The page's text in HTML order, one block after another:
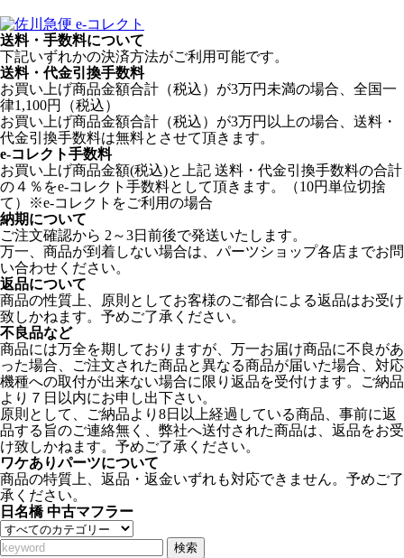
送料・手数料について
下記いずれかの決済方法がご利用可能です。
送料・代金引換手数料
お買い上げ商品金額合計（税込）が3万円未満の場合、全国一
律1,100円（税込）
お買い上げ商品金額合計（税込）が3万円以上の場合、送料・
代金引換手数料は無料とさせて頂きます。
e-コレクト手数料
お買い上げ商品金額(税込)と上記 送料・代金引換手数料の合計
の４％をe-コレクト手数料として頂きます。（10円単位切捨
て）※e-コレクトをご利用の場合
納期について
ご注文確認から 2～3日前後で発送いたします。
万一、商品が到着しない場合は、パーツショップ各店までお問
い合わせください。
返品について
商品の性質上、原則としてお客様のご都合による返品はお受け
致しかねます。予めご了承ください。
不良品など
商品には万全を期しておりますが、万一お届け商品に不良があ
った場合、ご注文された商品と異なる商品が届いた場合、対応
機種への取付が出来ない場合に限り返品を受付けます。ご納品
より７日以内にお申し出下さい。
原則として、ご納品より8日以上経過している商品、事前に返
品する旨のご連絡無く、弊社へ送付された商品は、返品をお受
け致しかねます。予めご了承ください。
ワケありパーツについて
商品の特質上、返品・返金いずれも対応できません。予めご了
承ください。
日名橋 中古マフラー
検索